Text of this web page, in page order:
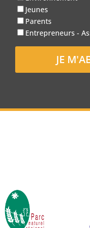
Jeunes
Parents
Entrepreneurs -